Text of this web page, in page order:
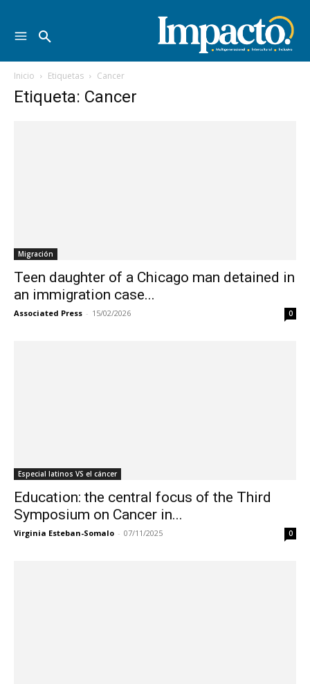
Inicio Etiquetas Cancer
Etiqueta: Cancer
Migración
Teen daughter of a Chicago man detained in
an immigration case...
Associated Press - 15/02/2026 0
Especial latinos VS el cáncer
Education: the central focus of the Third
Symposium on Cancer in...
Virginia Esteban-Somalo - 07/11/2025 0